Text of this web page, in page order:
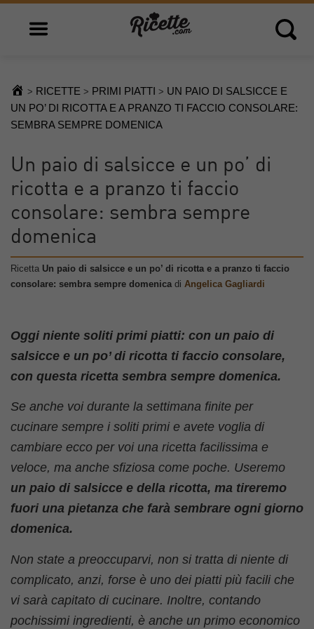
Open main menu Open
> RICETTE > PRIMI PIATTI > UN PAIO DI SALSICCE E
UN PO’ DI RICOTTA E A PRANZO TI FACCIO CONSOLARE:
SEMBRA SEMPRE DOMENICA
Un paio di salsicce e un po’ di
ricotta e a pranzo ti faccio
consolare: sembra sempre
domenica
Ricetta Un paio di salsicce e un po’ di ricotta e a pranzo ti faccio
consolare: sembra sempre domenica di Angelica Gagliardi
Oggi niente soliti primi piatti: con un paio di
salsicce e un po’ di ricotta ti faccio consolare,
con questa ricetta sembra sempre domenica.
Se anche voi durante la settimana finite per
cucinare sempre i soliti primi e avete voglia di
cambiare ecco per voi una ricetta facilissima e
veloce, ma anche sfiziosa come poche. Useremo
un paio di salsicce e della ricotta, ma tireremo
fuori una pietanza che farà sembrare ogni giorno
domenica.
Non state a preoccuparvi, non si tratta di niente di
complicato, anzi, forse è uno dei piatti più facili che
vi sarà capitato di cucinare. Inoltre, contando
pochissimi ingredienti, è anche un primo economico